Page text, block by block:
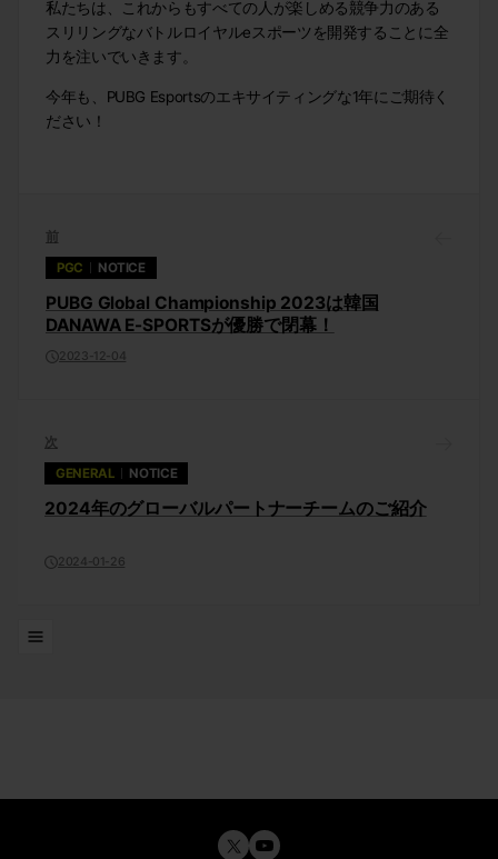
私たちは、これからもすべての人が楽しめる競争力のある
スリリングなバトルロイヤルeスポーツを開発することに全
力を注いでいきます。
今年も、PUBG Esportsのエキサイティングな1年にご期待く
ださい！
前
PGC
NOTICE
PUBG Global Championship 2023は韓国
DANAWA E-SPORTSが優勝で閉幕！
2023-12-04
次
GENERAL
NOTICE
2024年のグローバルパートナーチームのご紹介
2024-01-26